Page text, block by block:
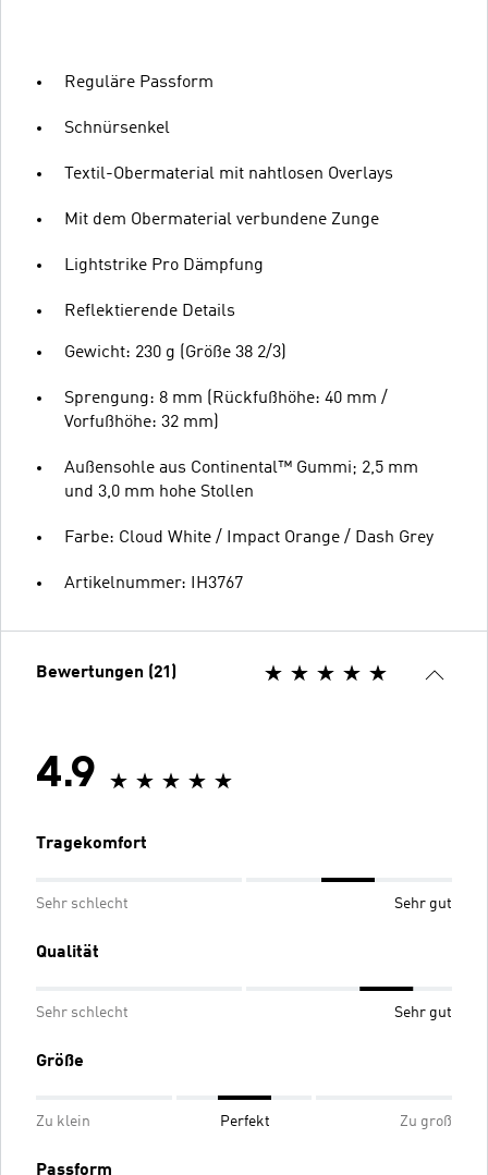
Reguläre Passform
Schnürsenkel
Textil-Obermaterial mit nahtlosen Overlays
Mit dem Obermaterial verbundene Zunge
Lightstrike Pro Dämpfung
Reflektierende Details
Gewicht: 230 g (Größe 38 2/3)
Sprengung: 8 mm (Rückfußhöhe: 40 mm /
Vorfußhöhe: 32 mm)
Außensohle aus Continental™ Gummi; 2,5 mm
und 3,0 mm hohe Stollen
Farbe: Cloud White / Impact Orange / Dash Grey
Artikelnummer: IH3767
Bewertungen (21)
4.9
Tragekomfort
Sehr schlecht Sehr gut
Qualität
Sehr schlecht Sehr gut
Größe
Zu klein Perfekt Zu groß
Passform